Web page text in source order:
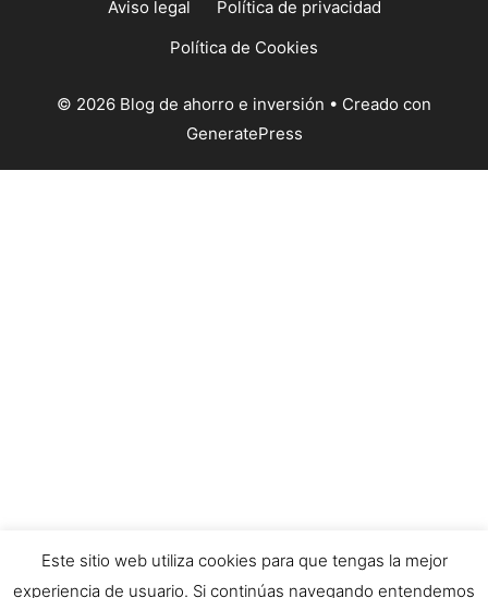
Aviso legal
Política de privacidad
Política de Cookies
© 2026 Blog de ahorro e inversión • Creado con
GeneratePress
Este sitio web utiliza cookies para que tengas la mejor
experiencia de usuario. Si continúas navegando entendemos